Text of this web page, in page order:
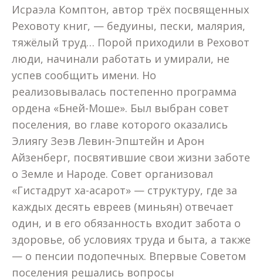
Исраэла Комптон, автор трёх посвященных
Реховоту книг, — бедуины, пески, малярия,
тяжёлый труд… Порой приходили в Реховот
люди, начинали работать и умирали, не
успев сообщить имени. Но
реализовывалась постепенно программа
ордена «Бней-Моше». Был выбран совет
поселения, во главе которого оказались
Элиягу Зеэв Левин-Эпштейн и Арон
Айзенберг, посвятившие свои жизни заботе
о Земле и Народе. Совет организовал
«Гистадрут ха-асарот» — структуру, где за
каждых десять евреев (миньян) отвечает
один, и в его обязанность входит забота о
здоровье, об условиях труда и быта, а также
— о пенсии подопечных. Впервые Советом
поселения решались вопросы